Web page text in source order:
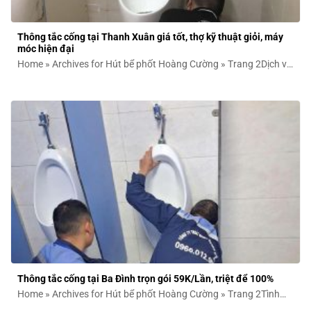
Thông tắc cống tại Thanh Xuân giá tốt, thợ kỹ thuật giỏi, máy
móc hiện đại
Home » Archives for Hút bể phốt Hoàng Cường » Trang 2Dịch vụ
Thông tắc cống tại Ba Đình trọn gói 59K/Lần, triệt để 100%
Home » Archives for Hút bể phốt Hoàng Cường » Trang 2Tình